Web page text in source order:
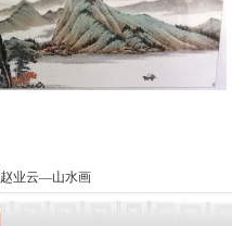
赵业云—山水画